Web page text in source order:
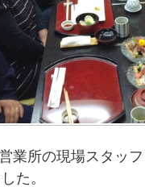
業所の現場スタッ
た。